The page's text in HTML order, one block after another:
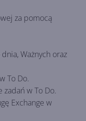
za pomocą
Ważnych oraz
To Do.
w To Do.
Exchange w